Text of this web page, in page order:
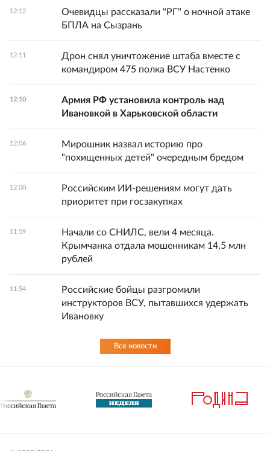
12:12
Очевидцы рассказали "РГ" о ночной атаке
БПЛА на Сызрань
12:11
Дрон снял уничтожение штаба вместе с
командиром 475 полка ВСУ Настенко
12:10
Армия РФ установила контроль над
Ивановкой в Харьковской области
12:06
Мирошник назвал историю про
"похищенных детей" очередным бредом
12:00
Российским ИИ-решениям могут дать
приоритет при госзакупках
11:59
Начали со СНИЛС, вели 4 месяца.
Крымчанка отдала мошенникам 14,5 млн
рублей
11:54
Российские бойцы разгромили
инструкторов ВСУ, пытавшихся удержать
Ивановку
Все новости